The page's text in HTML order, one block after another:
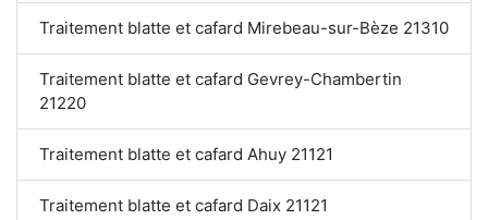
Traitement blatte et cafard Mirebeau-sur-Bèze 21310
Traitement blatte et cafard Gevrey-Chambertin
21220
Traitement blatte et cafard Ahuy 21121
Traitement blatte et cafard Daix 21121